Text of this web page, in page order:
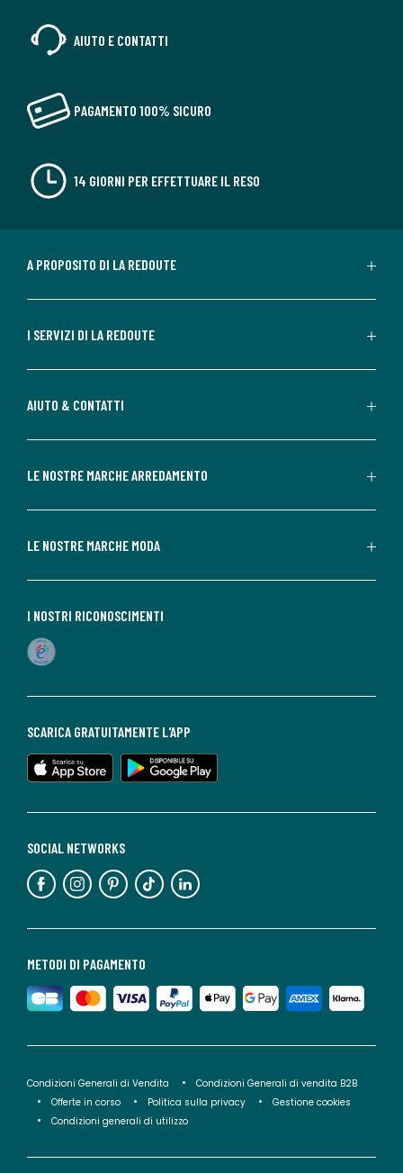
AIUTO E CONTATTI
PAGAMENTO 100% SICURO
14 GIORNI PER EFFETTUARE IL RESO
A PROPOSITO DI LA REDOUTE
I SERVIZI DI LA REDOUTE
AIUTO & CONTATTI
LE NOSTRE MARCHE ARREDAMENTO
LE NOSTRE MARCHE MODA
METODI DI PAGAMENTO
SOCIAL NETWORKS
SCARICA GRATUITAMENTE L'APP
I NOSTRI RICONOSCIMENTI
Condizioni Generali di Vendita
Condizioni Generali di vendita B2B
Offerte in corso
Politica sulla privacy
Gestione cookies
Condizioni generali di utilizzo